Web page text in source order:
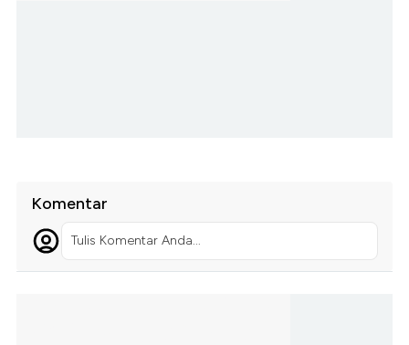
Komentar
Tulis Komentar Anda...